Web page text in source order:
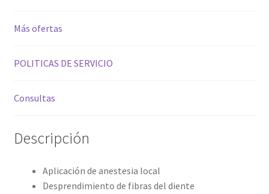
Más ofertas
POLITICAS DE SERVICIO
Consultas
Descripción
Aplicación de anestesia local
Desprendimiento de fibras del diente